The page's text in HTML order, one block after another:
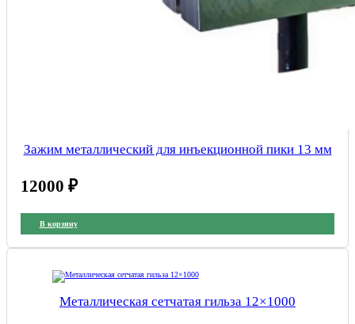
Зажим металлический для инъекционной пики 13 мм
12000 ₽
В корзину
Металлическая сетчатая гильза 12×1000